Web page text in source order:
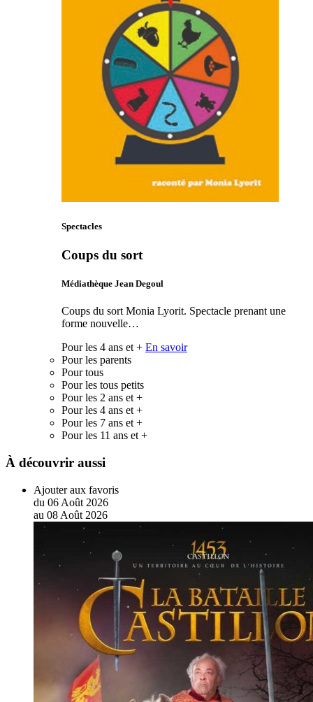
Spectacles
Coups du sort
Médiathèque Jean Degoul
Coups du sort Monia Lyorit. Spectacle prenant une
forme nouvelle…
Pour les 4 ans et + En savoir
Pour les parents
Pour tous
Pour les tous petits
Pour les 2 ans et +
Pour les 4 ans et +
Pour les 7 ans et +
Pour les 11 ans et +
À découvrir aussi
Ajouter aux favoris
du 06 Août 2026
au 08 Août 2026